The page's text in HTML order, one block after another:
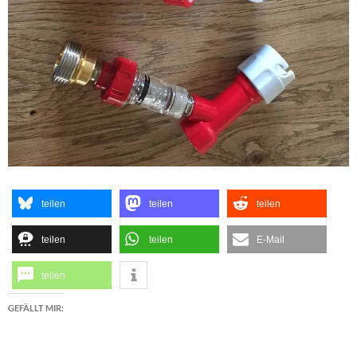
teilen teilen teilen
teilen teilen E-Mail
teilen
GEFÄLLT MIR: